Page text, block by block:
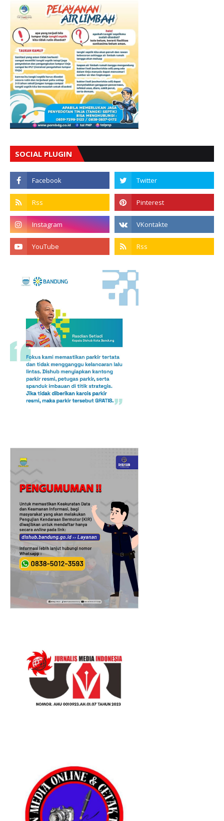
SOCIAL PLUGIN